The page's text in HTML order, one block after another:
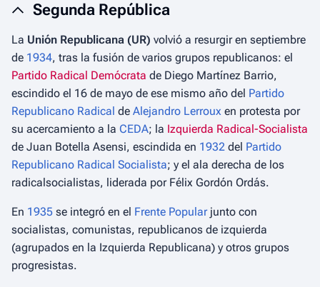
Segunda República
La Unión Republicana (UR) volvió a resurgir en septiembre
de 1934, tras la fusión de varios grupos republicanos: el
Partido Radical Demócrata de Diego Martínez Barrio,
escindido el 16 de mayo de ese mismo año del Partido
Republicano Radical de Alejandro Lerroux en protesta por
su acercamiento a la CEDA; la Izquierda Radical-Socialista
de Juan Botella Asensi, escindida en 1932 del Partido
Republicano Radical Socialista; y el ala derecha de los
radicalsocialistas, liderada por Félix Gordón Ordás.
En 1935 se integró en el Frente Popularjunto con
socialistas, comunistas, republicanos de izquierda
(agrupados en la Izquierda Republicana) y otros grupos
progresistas.